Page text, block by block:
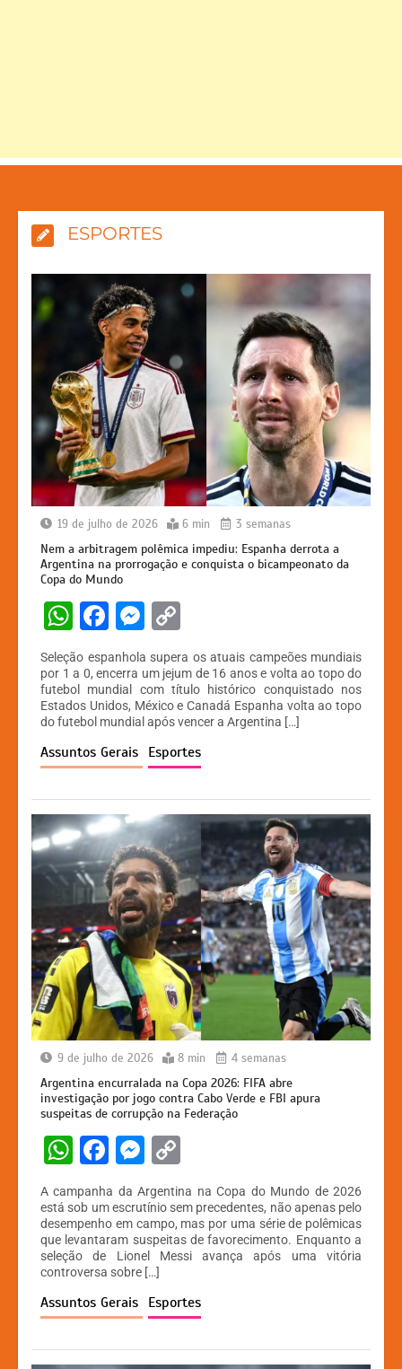
ESPORTES
19 de julho de 2026 6 min 3 semanas
Nem a arbitragem polêmica impediu: Espanha derrota a
Argentina na prorrogação e conquista o bicampeonato da
Copa do Mundo
W
h
at
s
A
p
F
a
c
e
b
o
k
M
s
s
e
n
er
p
y
Li
n
Seleção espanhola supera os atuais campeões mundiais
por 1 a 0, encerra um jejum de 16 anos e volta ao topo do
futebol mundial com título histórico conquistado nos
Estados Unidos, México e Canadá Espanha volta ao topo
do futebol mundial após vencer a Argentina […]
Assuntos Gerais Esportes
9 de julho de 2026 8 min 4 semanas
Argentina encurralada na Copa 2026: FIFA abre
investigação por jogo contra Cabo Verde e FBI apura
suspeitas de corrupção na Federação
W
at
s
A
p
p
F
a
c
e
b
o
o
k
M
s
s
e
n
g
er
p
y
Li
n
k
A campanha da Argentina na Copa do Mundo de 2026
está sob um escrutínio sem precedentes, não apenas pelo
desempenho em campo, mas por uma série de polêmicas
que levantaram suspeitas de favorecimento. Enquanto a
seleção de Lionel Messi avança após uma vitória
controversa sobre […]
Assuntos Gerais Esportes